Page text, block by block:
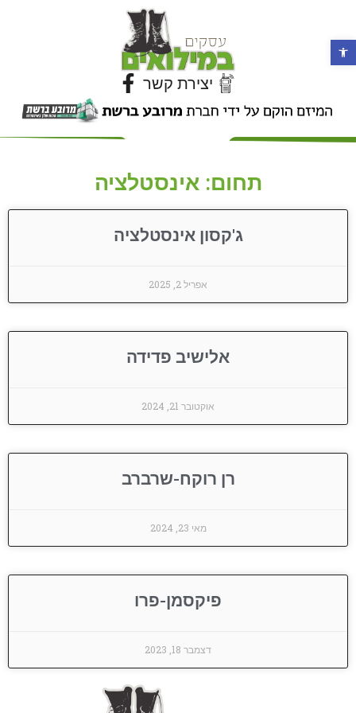
פתח סרגל נגישות
יצירת קשר
תחום: אינסטלציה
ג'קסון אינסטלציה
אפריל 2, 2025
אלישיב פדידה
אוקטובר 21, 2024
רן רוקח-שרברב
מאי 23, 2024
פיקסמן-פרו
דצמבר 18, 2023